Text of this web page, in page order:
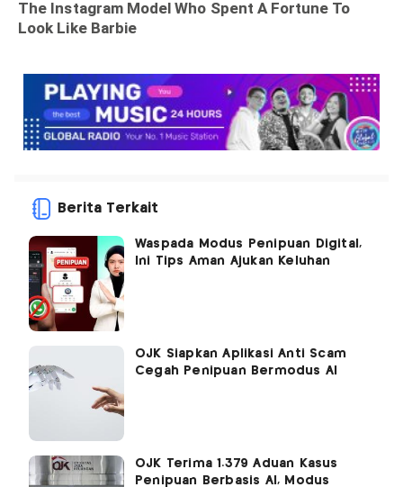
Berita Terkait
Waspada Modus Penipuan Digital,
Ini Tips Aman Ajukan Keluhan
OJK Siapkan Aplikasi Anti Scam
Cegah Penipuan Bermodus AI
OJK Terima 1.379 Aduan Kasus
Penipuan Berbasis AI, Modus